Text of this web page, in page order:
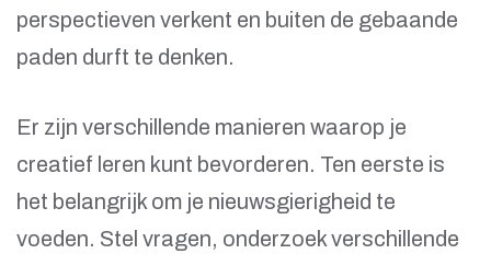
perspectieven verkent en buiten de gebaande
paden durft te denken.
Er zijn verschillende manieren waarop je
creatief leren kunt bevorderen. Ten eerste is
het belangrijk om je nieuwsgierigheid te
voeden. Stel vragen, onderzoek verschillende